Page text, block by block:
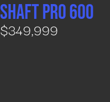
SHAFT PRO 600
$349,999